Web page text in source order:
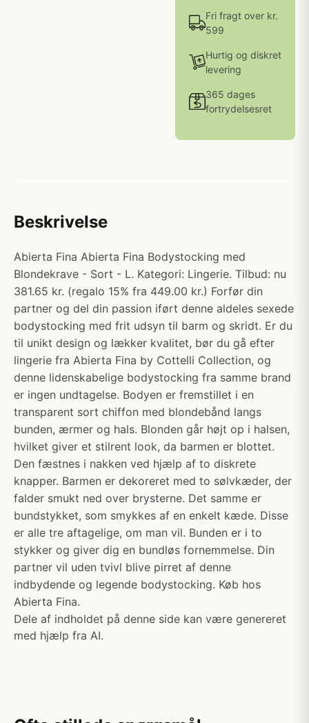
Fri fragt over kr.
599
Hurtig og diskret
levering
365 dages
fortrydelsesret
Beskrivelse
Abierta Fina Abierta Fina Bodystocking med
Blondekrave - Sort - L. Kategori: Lingerie. Tilbud: nu
381.65 kr. (regalo 15% fra 449.00 kr.) Forfør din
partner og del din passion iført denne aldeles sexede
bodystocking med frit udsyn til barm og skridt. Er du
til unikt design og lækker kvalitet, bør du gå efter
lingerie fra Abierta Fina by Cottelli Collection, og
denne lidenskabelige bodystocking fra samme brand
er ingen undtagelse. Bodyen er fremstillet i en
transparent sort chiffon med blondebånd langs
bunden, ærmer og hals. Blonden går højt op i halsen,
hvilket giver et stilrent look, da barmen er blottet.
Den fæstnes i nakken ved hjælp af to diskrete
knapper. Barmen er dekoreret med to sølvkæder, der
falder smukt ned over brysterne. Det samme er
bundstykket, som smykkes af en enkelt kæde. Disse
er alle tre aftagelige, om man vil. Bunden er i to
stykker og giver dig en bundløs fornemmelse. Din
partner vil uden tvivl blive pirret af denne
indbydende og legende bodystocking. Køb hos
Abierta Fina.
Dele af indholdet på denne side kan være genereret
med hjælp fra AI.